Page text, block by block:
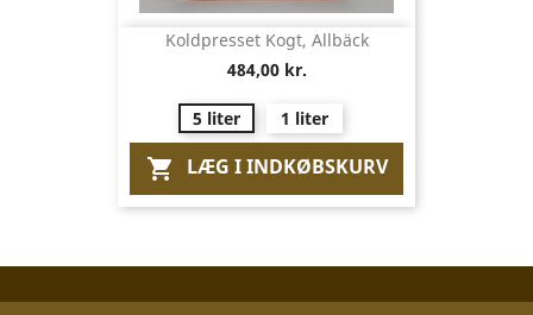
Koldpresset Kogt, Allbäck
484,00 kr.
5 liter 1 liter
 LÆG I INDKØBSKURV